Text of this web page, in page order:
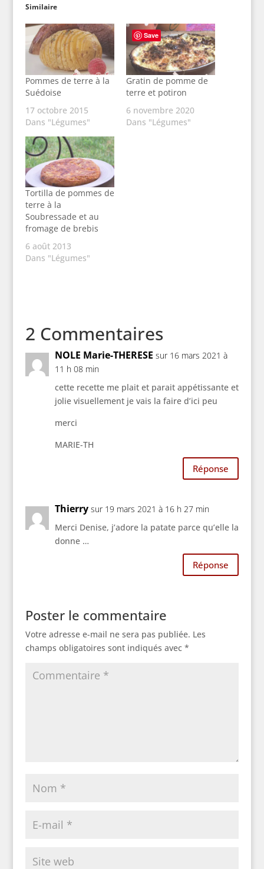
Similaire
Pommes de terre à la
Suédoise
17 octobre 2015
Dans "Légumes"
Gratin de pomme de
terre et potiron
6 novembre 2020
Dans "Légumes"
Tortilla de pommes de
terre à la
Soubressade et au
fromage de brebis
6 août 2013
Dans "Légumes"
2 Commentaires
NOLE Marie-THERESE sur 16 mars 2021 à
11 h 08 min
cette recette me plait et parait appétissante et
jolie visuellement je vais la faire d’ici peu
merci
MARIE-TH
Réponse
Thierry sur 19 mars 2021 à 16 h 27 min
Merci Denise, j’adore la patate parce qu’elle la
donne …
Réponse
Poster le commentaire
Votre adresse e-mail ne sera pas publiée. Les
champs obligatoires sont indiqués avec *
Save